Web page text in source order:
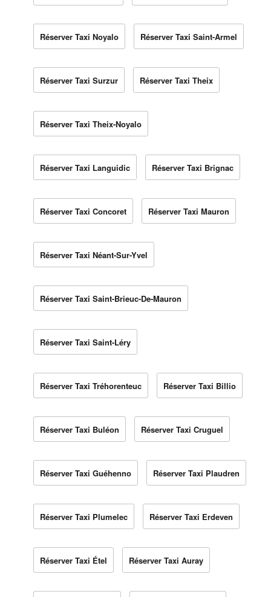
Réserver Taxi Noyalo Réserver Taxi Saint-Armel
Réserver Taxi Surzur Réserver Taxi Theix
Réserver Taxi Theix-Noyalo
Réserver Taxi Languidic Réserver Taxi Brignac
Réserver Taxi Concoret Réserver Taxi Mauron
Réserver Taxi Néant-Sur-Yvel
Réserver Taxi Saint-Brieuc-De-Mauron
Réserver Taxi Saint-Léry
Réserver Taxi Tréhorenteuc Réserver Taxi Billio
Réserver Taxi Buléon Réserver Taxi Cruguel
Réserver Taxi Guéhenno Réserver Taxi Plaudren
Réserver Taxi Plumelec Réserver Taxi Erdeven
Réserver Taxi Étel Réserver Taxi Auray